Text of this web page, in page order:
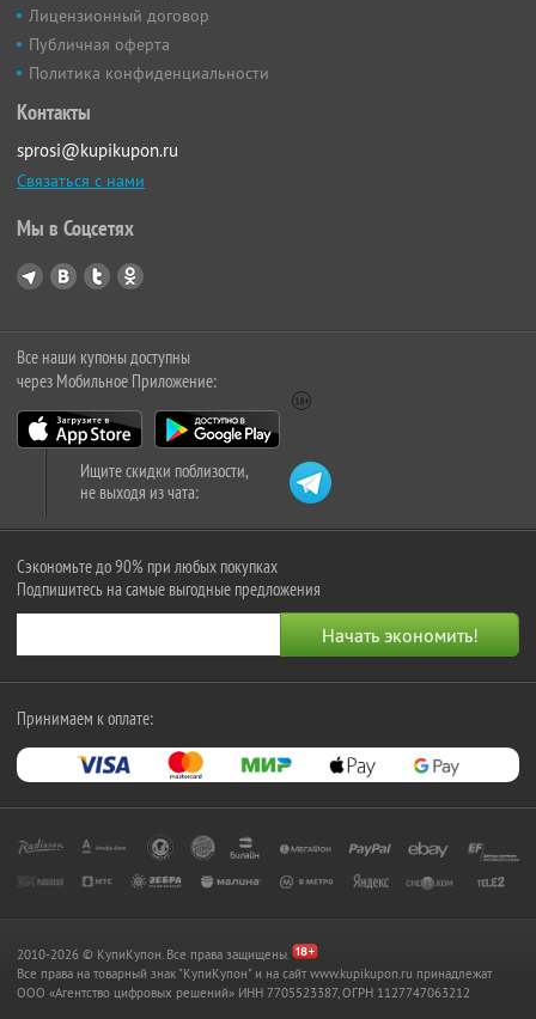
Лицензионный договор
Публичная оферта
Политика конфиденциальности
Контакты
sprosi@kupikupon.ru
Связаться с нами
Мы в Соцсетях
Все наши купоны доступны
через Мобильное Приложение:
Ищите скидки поблизости,
не выходя из чата:
Сэкономьте до 90% при любых покупках
Подпишитесь на самые выгодные предложения
Принимаем к оплате:
2010-2026 © КупиКупон. Все права защищены.
Все права на товарный знак "КупиКупон" и на сайт www.kupikupon.ru принадлежат
OOO «Агентство цифровых решений» ИНН 7705523387, ОГРН 1127747063212